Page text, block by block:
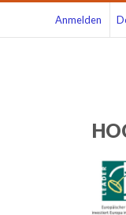
Anmelden